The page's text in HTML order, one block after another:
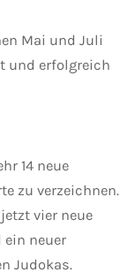
Mai und Juli
und erfolgreich
14 neue
zu verzeichnen.
vier neue
ein neuer
Judokas.